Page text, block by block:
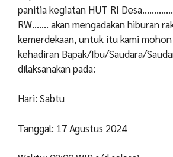
panitia kegiatan HUT RI
RW……. akan mengadakan hiburan
kemerdekaan, untuk itu kami
kehadiran Bapak/Ibu/Saudara/
dilaksanakan pada:
Hari: Sabtu
Tanggal: 17 Agustus 2024